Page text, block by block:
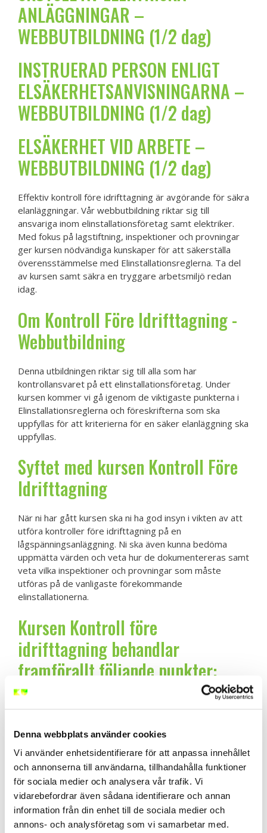
Denna webbplats använder cookies
Vi använder enhetsidentifierare för att anpassa innehållet
och annonserna till användarna, tillhandahålla funktioner
för sociala medier och analysera vår trafik. Vi
vidarebefordrar även sådana identifierare och annan
information från din enhet till de sociala medier och
annons- och analysföretag som vi samarbetar med.
ANLÄGGNINGAR –
WEBBUTBILDNING (1/2 dag)
INSTRUERAD PERSON ENLIGT
ELSÄKERHETSANVISNINGARNA –
WEBBUTBILDNING (1/2 dag)
ELSÄKERHET VID ARBETE –
WEBBUTBILDNING (1/2 dag)
Effektiv kontroll före idrifttagning är avgörande för säkra
elanläggningar. Vår webbutbildning riktar sig till
ansvariga inom elinstallationsföretag samt elektriker.
Med fokus på lagstiftning, inspektioner och provningar
ger kursen nödvändiga kunskaper för att säkerställa
överensstämmelse med Elinstallationsreglerna. Ta del
av kursen samt säkra en tryggare arbetsmiljö redan
idag.
Om Kontroll Före Idrifttagning -
Webbutbildning
Denna utbildningen riktar sig till alla som har
kontrollansvaret på ett elinstallationsföretag. Under
kursen kommer vi gå igenom de viktigaste punkterna i
Elinstallationsreglerna och föreskrifterna som ska
uppfyllas för att kriterierna för en säker elanläggning ska
uppfyllas.
Syftet med kursen Kontroll Före
Idrifttagning
När ni har gått kursen ska ni ha god insyn i vikten av att
utföra kontroller före idrifttagning på en
lågspänningsanläggning. Ni ska även kunna bedöma
uppmätta värden och veta hur de dokumentereras samt
veta vilka inspektioner och provningar som måste
utföras på de vanligaste förekommande
elinstallationerna.
Kursen Kontroll före
idrifttagning behandlar
framförallt följande punkter:
systematiskt elsäkerhetsarbete förebygger
Syftet med kontroll före idrifttagning samt
ansvar, kompetenskrav och gällande lagar,
föreskrifter och standarder.
Hur en kontroll före idrifttagning planeras och
genomförs genom inspektion och elektriska
provningar.